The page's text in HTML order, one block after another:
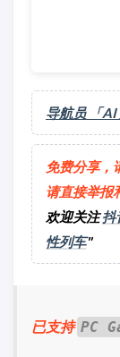
导航员 「AI
免费分享，
请直接举报
欢迎关注抖
性列车"
已支持 PC